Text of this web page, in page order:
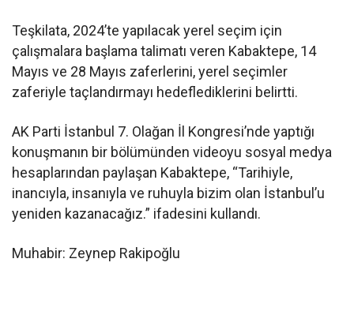
Teşkilata, 2024’te yapılacak yerel seçim için
çalışmalara başlama talimatı veren Kabaktepe, 14
Mayıs ve 28 Mayıs zaferlerini, yerel seçimler
zaferiyle taçlandırmayı hedeflediklerini belirtti.
AK Parti İstanbul 7. Olağan İl Kongresi’nde yaptığı
konuşmanın bir bölümünden videoyu sosyal medya
hesaplarından paylaşan Kabaktepe, “Tarihiyle,
inancıyla, insanıyla ve ruhuyla bizim olan İstanbul’u
yeniden kazanacağız.” ifadesini kullandı.
Muhabir: Zeynep Rakipoğlu